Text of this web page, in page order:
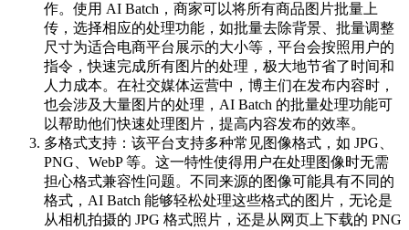
作。使用 AI Batch，商家可以将所有商品图片批量上
传，选择相应的处理功能，如批量去除背景、批量调整
尺寸为适合电商平台展示的大小等，平台会按照用户的
指令，快速完成所有图片的处理，极大地节省了时间和
人力成本。在社交媒体运营中，博主们在发布内容时，
也会涉及大量图片的处理，AI Batch 的批量处理功能可
以帮助他们快速处理图片，提高内容发布的效率。
多格式支持：该平台支持多种常见图像格式，如 JPG、
PNG、WebP 等。这一特性使得用户在处理图像时无需
担心格式兼容性问题。不同来源的图像可能具有不同的
格式，AI Batch 能够轻松处理这些格式的图片，无论是
从相机拍摄的 JPG 格式照片，还是从网页上下载的 PNG